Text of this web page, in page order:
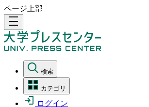
ページ上部
density_medium
検索
カテゴリ
ログイン